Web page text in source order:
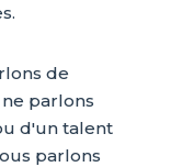
de
parlons
d'un talent
parlons